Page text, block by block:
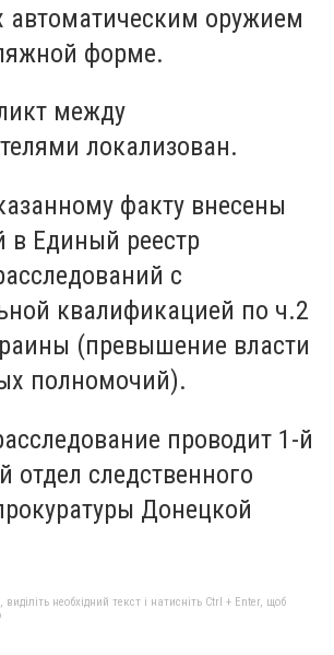
автоматическим оружием
форме.
между
локализован.
факту внесены
в Единый реестр
с
квалификацией по ч.2
(превышение власти
полномочий).
проводит 1-й
отдел следственного
Донецкой
необхідний текст і натисніть Ctrl + Enter, щоб